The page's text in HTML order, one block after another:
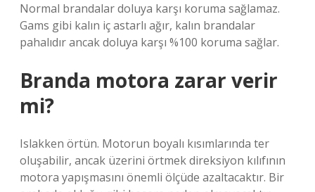
Normal brandalar doluya karşı koruma sağlamaz.
Gams gibi kalın iç astarlı ağır, kalın brandalar
pahalıdır ancak doluya karşı %100 koruma sağlar.
Branda motora zarar verir
mi?
Islakken örtün. Motorun boyalı kısımlarında ter
oluşabilir, ancak üzerini örtmek direksiyon kılıfının
motora yapışmasını önemli ölçüde azaltacaktır. Bir